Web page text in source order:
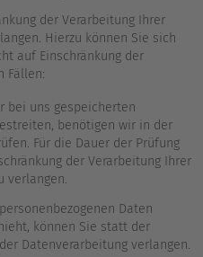
der Verarbeitung Ihrer
Hierzu können Sie sich
auf Einschränkung der
Fällen:
bei uns gespeicherten
benötigen wir in der
Für die Dauer der Prüfung
der Verarbeitung Ihrer
verlangen.
Daten
können Sie statt der
Datenverarbeitung verlangen.